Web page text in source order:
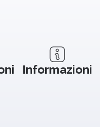
Informazioni